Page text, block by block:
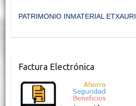
PATRIMONIO INMATERIAL ETXAURI
Factura Electrónica